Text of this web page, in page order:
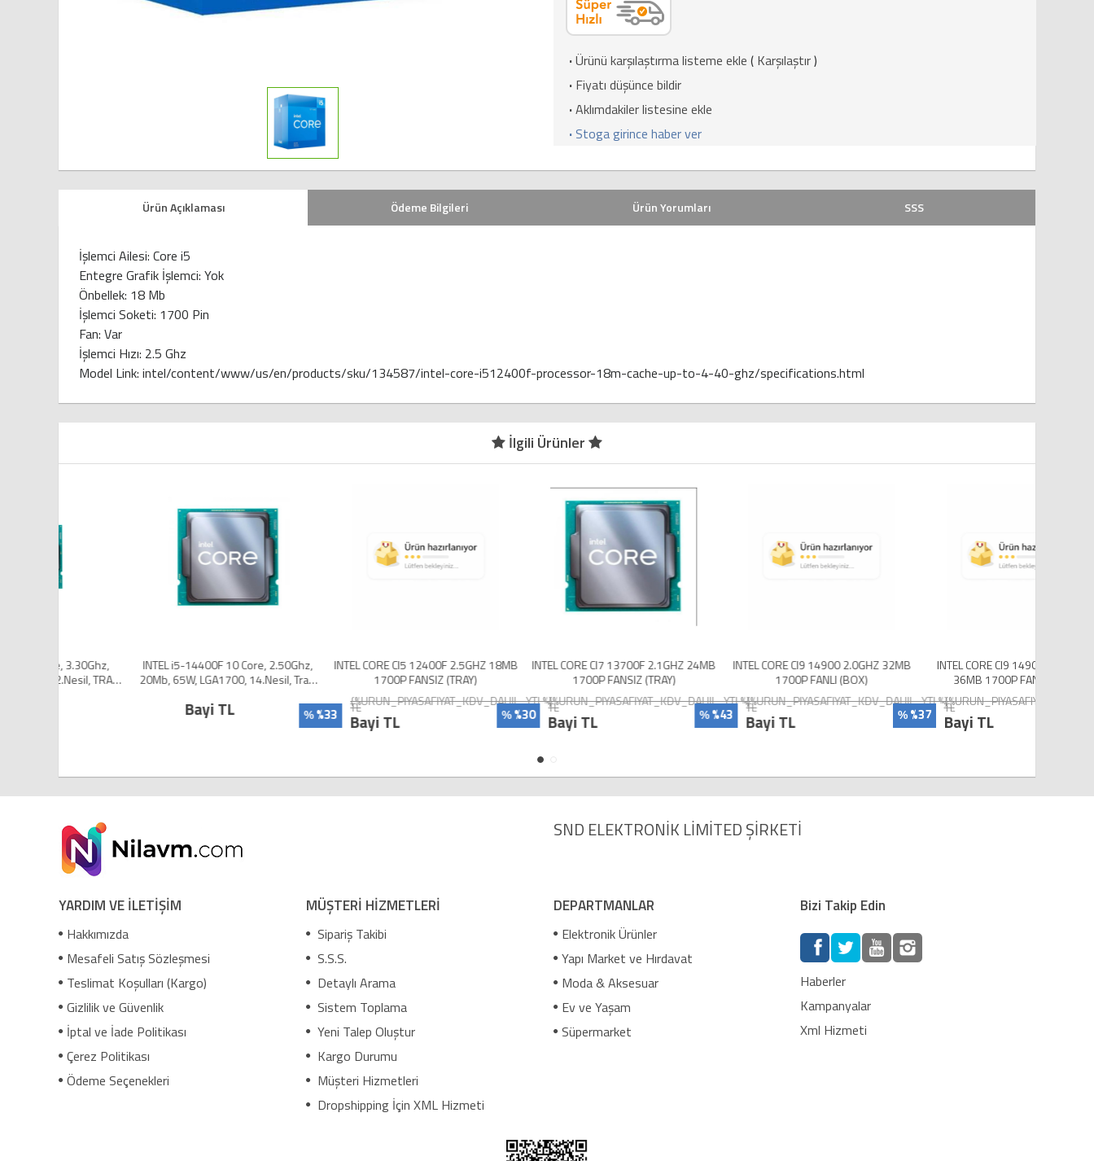
·Ürünü karşılaştırma listeme ekle ( Karşılaştır)
· Fiyatı düşünce bildir
·Aklımdakiler listesine ekle
· Stoga girince haber ver
Ürün Açıklaması Ödeme Bilgileri Ürün Yorumları SSS
İşlemci Ailesi: Core i5
Entegre Grafik İşlemci: Yok
Önbellek: 18 Mb
İşlemci Soketi: 1700 Pin
Fan: Var
İşlemci Hızı: 2.5 Ghz
Model Link: intel/content/www/us/en/products/sku/134587/intel-core-i512400f-processor-18m-cache-up-to-4-40-ghz/specifications.html
İlgili Ürünler
INTEL i5-14400F 10 Core, 2.50Ghz,
20Mb, 65W, LGA1700, 14.Nesil, Tray,
INTEL CORE CI5 12400F 2.5GHZ 18MB
1700P FANSIZ (TRAY)
%
{%URUN_PIYASAFIYAT_KDV_DAHIL_YTL%}
Bayi TL
INTEL CORE CI7 13700F 2.1GHZ 24MB
1700P FANSIZ (TRAY)
{%URUN_PIYASAFIYAT_KDV_DAHIL_YTL%}
TL
Bayi TL
INTEL CORE CI9 14900 2.0GHZ 32MB
1700P FANLI (BOX)
{%URUN_PIYASAFIYAT_KDV_DAHIL_YTL%}
TL
Bayi TL
INTEL CORE CI9 14900KF 3.20GHZ
36MB 1700P FANSIZ (BOX)
{%URUN_PIYASAFIYAT_KDV_DAHIL_YTL%}
TL
Bayi TL
SND ELEKTRONİK LİMİTED ŞİRKETİ
YARDIM VE İLETİŞİM
Hakkımızda
Mesafeli Satış Sözleşmesi
Teslimat Koşulları (Kargo)
Gizlilik ve Güvenlik
İptal ve İade Politikası
Çerez Politikası
Ödeme Seçenekleri
MÜŞTERİ HİZMETLERİ
Sipariş Takibi
S.S.S.
Detaylı Arama
Sistem Toplama
Yeni Talep Oluştur
Kargo Durumu
Müşteri Hizmetleri
Dropshipping İçin XML Hizmeti
DEPARTMANLAR
Elektronik Ürünler
Yapı Market ve Hırdavat
Moda & Aksesuar
Ev ve Yaşam
Süpermarket
Bizi Takip Edin
Haberler
Kampanyalar
Xml Hizmeti